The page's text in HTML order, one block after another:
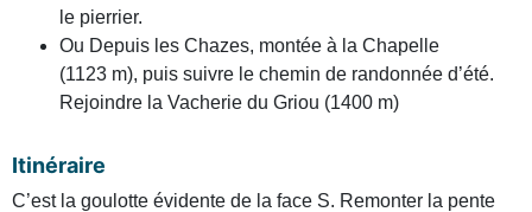
le pierrier.
Ou Depuis les Chazes, montée à la Chapelle
(1123 m), puis suivre le chemin de randonnée d’été.
Rejoindre la Vacherie du Griou (1400 m)
Itinéraire
C’est la goulotte évidente de la face S. Remonter la pente